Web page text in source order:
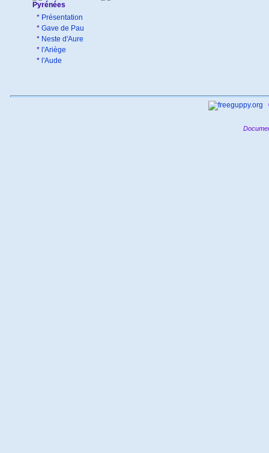
Pyrénées
* Présentation
* Gave de Pau
* Neste d'Aure
* l'Ariège
* l'Aude